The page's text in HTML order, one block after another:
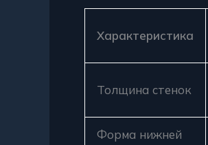
Характеристика
Толщина стенок
Форма нижней